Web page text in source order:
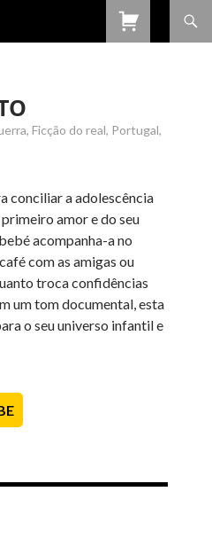
Ficção do real, Portugal,
conciliar a adolescência
amor e do seu
acompanha-a no
com as amigas ou
troca confidências
um tom documental, esta
o seu universo infantil e